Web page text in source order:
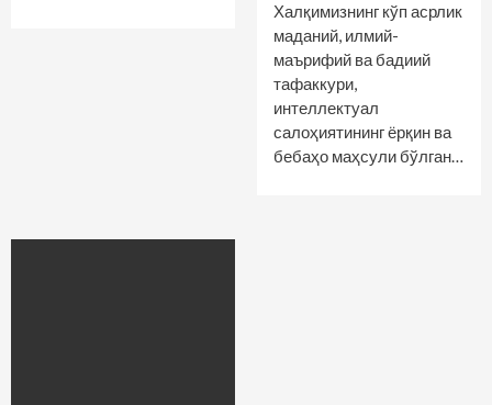
Халқимизнинг кўп асрлик
маданий, илмий-
маърифий ва бадиий
тафаккури,
интеллектуал
салоҳиятининг ёрқин ва
бебаҳо маҳсули бўлган…